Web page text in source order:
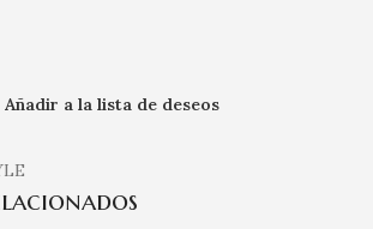
Añadir a la lista de deseos